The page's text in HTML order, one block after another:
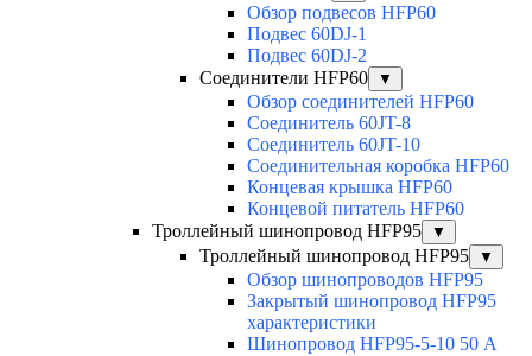
Обзор подвесов HFP60
Подвес 60DJ-1
Подвес 60DJ-2
Соединители HFP60
▼
Обзор соединителей HFP60
Соединитель 60JT-8
Соединитель 60JT-10
Соединительная коробка HFP60
Концевая крышка HFP60
Концевой питатель HFP60
Троллейный шинопровод HFP95
▼
Троллейный шинопровод HFP95 ▼
Обзор шинопроводов HFP95
Закрытый шинопровод HFP95
характеристики
Шинопровод HFP95-5-10 50 А